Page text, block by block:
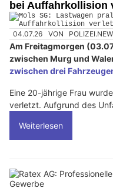
bei Auffahrkollision
04.07.26 VON
Am Freitagmorgen
zwischen Murg und
zwischen drei
Eine 20-jährige Frau
verletzt. Aufgrund des
Weiterlesen